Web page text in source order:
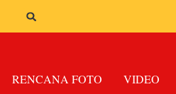
RENCANA FOTO VIDEO